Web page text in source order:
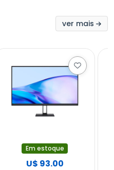
ver mais
Em estoque
U$ 93.00